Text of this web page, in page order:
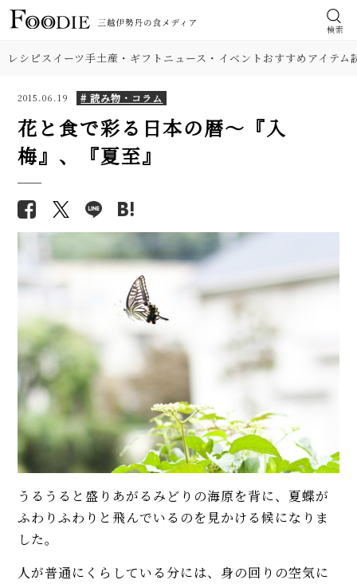
検索
レシピスイーツ手土産・ギフト ニュース・イベントおすすめアイテム
2015.06.19 # 読み物・コラム
花と食で彩る日本の暦〜『入
梅』、『夏至』
うるうると盛りあがるみどりの海原を背に、夏蝶が
ふわりふわりと飛んでいるのを見かける候になりま
した。
人が普通にくらしている分には、身の回りの空気に